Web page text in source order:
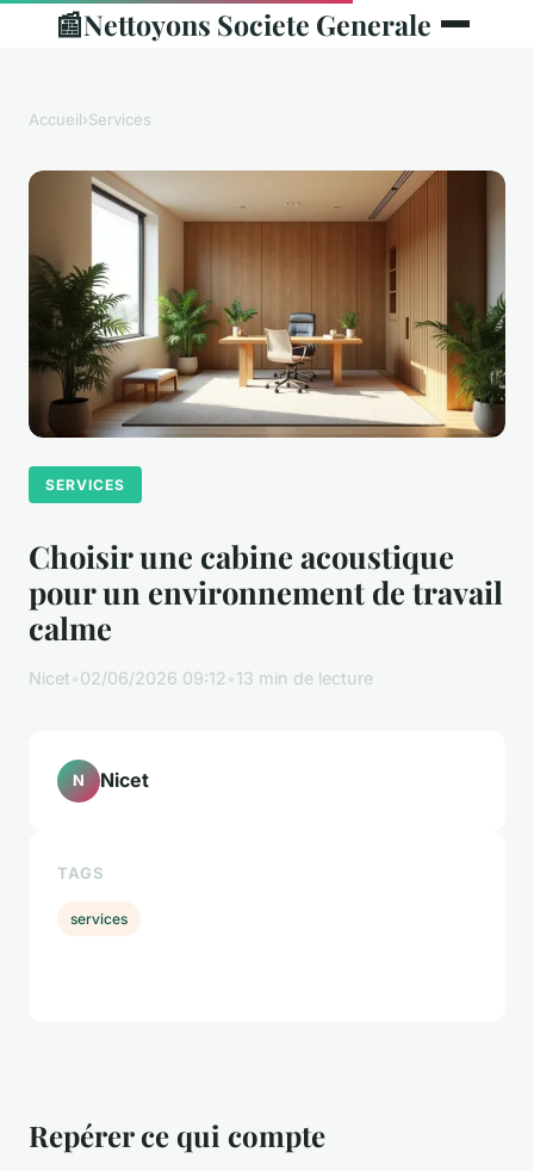
📰Nettoyons Societe Generale
Accueil›Services
SERVICES
Choisir une cabine acoustique
pour un environnement de travail
calme
Nicet•02/06/2026 09:12•13 min de lecture
Repérer ce qui compte
N Nicet
TAGS
services